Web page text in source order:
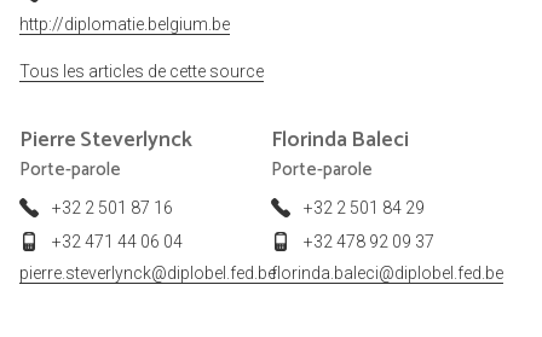
http://diplomatie.belgium.be
Tous les articles de cette source
PierreSteverlynck
Porte-parole
+32 2 501 87 16
+32 471 44 06 04
pierre.steverlynck@diplobel.fed.be
Florinda Baleci
Porte-parole
+32 2 501 84 29
+32 478 92 09 37
florinda.baleci@diplobel.fed.be